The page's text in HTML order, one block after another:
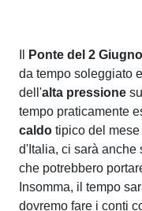
Ponte del 2 Giugno
da tempo soleggiato
dell'alta pressione
tempo praticamente
caldo tipico del mese
d'Italia, ci sarà anche
che potrebbero
Insomma, il tempo
dovremo fare i conti